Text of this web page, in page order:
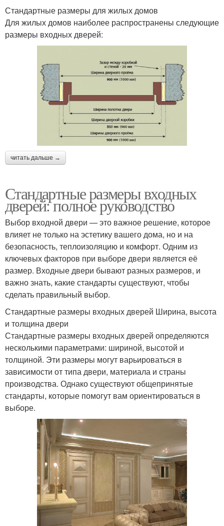
Стандартные размеры для жилых домов
Для жилых домов наиболее распространены следующие
размеры входных дверей:
читать дальше →
Стандартные размеры входных
дверей: полное руководство
Выбор входной двери — это важное решение, которое
влияет не только на эстетику вашего дома, но и на
безопасность, теплоизоляцию и комфорт. Одним из
ключевых факторов при выборе двери является её
размер. Входные двери бывают разных размеров, и
важно знать, какие стандарты существуют, чтобы
сделать правильный выбор.
Стандартные размеры входных дверей Ширина, высота
и толщина двери
Стандартные размеры входных дверей определяются
несколькими параметрами: шириной, высотой и
толщиной. Эти размеры могут варьироваться в
зависимости от типа двери, материала и страны
производства. Однако существуют общепринятые
стандарты, которые помогут вам ориентироваться в
выборе.